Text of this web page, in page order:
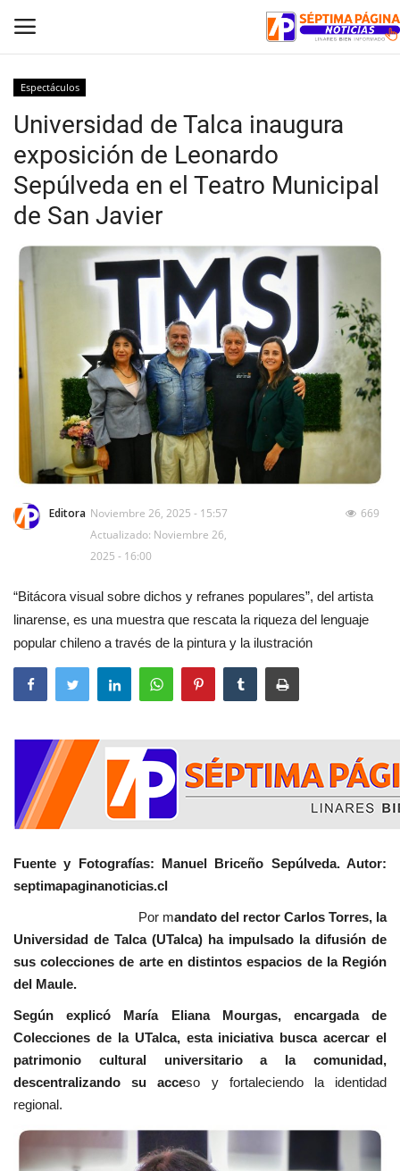
Inicio
Crónica
Policial
Tribunales
Deporte
Política
Espectáculos
Espectáculos
Universidad de Talca inaugura
exposición de Leonardo
Sepúlveda en el Teatro Municipal
de San Javier
Editora Noviembre 26, 2025 - 15:57
Actualizado: Noviembre 26,
2025 - 16:00
669
“Bitácora visual sobre dichos y refranes populares”, del artista
linarense, es una muestra que rescata la riqueza del lenguaje
popular chileno a través de la pintura y la ilustración
Fuente y Fotografías: Manuel Briceño Sepúlveda. Autor:
septimapaginanoticias.cl
Por mandato del rector Carlos Torres, la
Universidad de Talca (UTalca) ha impulsado la difusión de
sus colecciones de arte en distintos espacios de la Región
del Maule.
Según explicó María Eliana Mourgas, encargada de
Colecciones de la UTalca, esta iniciativa busca acercar el
patrimonio cultural universitario a la comunidad,
descentralizando su acceso y fortaleciendo la identidad
regional.